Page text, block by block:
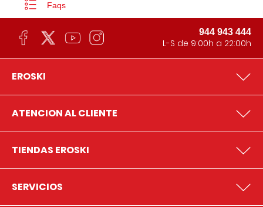
Faqs
944 943 444
L-S de 9:00h a 22:00h
EROSKI
ATENCION AL CLIENTE
TIENDAS EROSKI
SERVICIOS